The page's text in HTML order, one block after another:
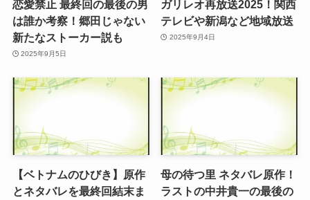
恋愛禁止 最終回の最後の男
は誰か考察！郷田じゃない
新たなストーカー説も
2025年9月5日
ガリレオ再放送2025！関西
テレビや新潟など地域放送
2025年9月4日
【ベトナムのひびき】原作
とネタバレを最終回結末ま
母の待つ里 ネタバレ原作！
ラストの中井貴一の最後の